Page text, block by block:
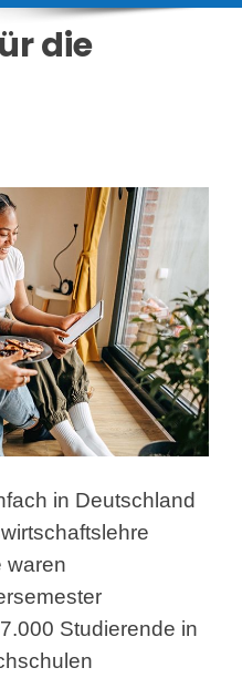
die
in Deutschland
waren
Studierende in